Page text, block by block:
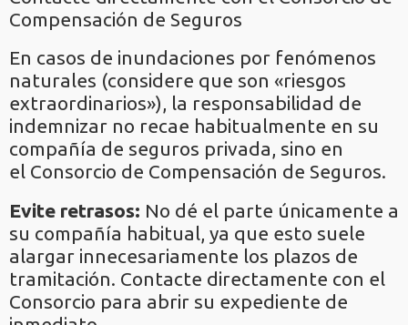
Compensación de Seguros
En casos de inundaciones por fenómenos
naturales (considere que son «riesgos
extraordinarios»), la responsabilidad de
indemnizar no recae habitualmente en su
compañía de seguros privada, sino en
el Consorcio de Compensación de Seguros.
Evite retrasos: No dé el parte únicamente a
su compañía habitual, ya que esto suele
alargar innecesariamente los plazos de
tramitación. Contacte directamente con el
Consorcio para abrir su expediente de